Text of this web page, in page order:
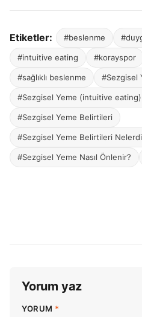
Etiketler: #beslenme
#intuitive eating #korayspor
#sağlıklı beslenme #Sezgisel
#Sezgisel Yeme (intuitive
#Sezgisel Yeme Belirtileri
#Sezgisel Yeme Belirtileri
#Sezgisel Yeme Nasıl Önlenir?
Yorum yaz
YORUM *